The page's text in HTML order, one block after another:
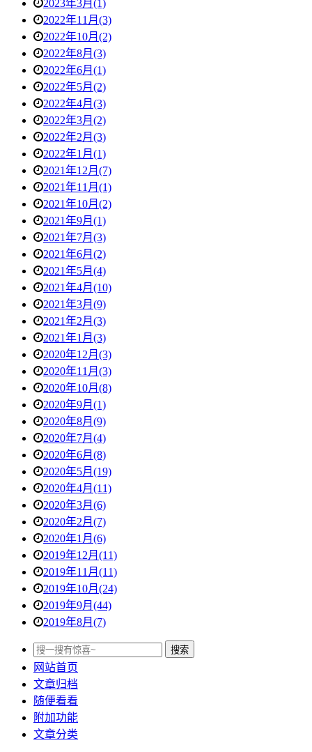
2023年3月(1)
2022年11月(3)
2022年10月(2)
2022年8月(3)
2022年6月(1)
2022年5月(2)
2022年4月(3)
2022年3月(2)
2022年2月(3)
2022年1月(1)
2021年12月(7)
2021年11月(1)
2021年10月(2)
2021年9月(1)
2021年7月(3)
2021年6月(2)
2021年5月(4)
2021年4月(10)
2021年3月(9)
2021年2月(3)
2021年1月(3)
2020年12月(3)
2020年11月(3)
2020年10月(8)
2020年9月(1)
2020年8月(9)
2020年7月(4)
2020年6月(8)
2020年5月(19)
2020年4月(11)
2020年3月(6)
2020年2月(7)
2020年1月(6)
2019年12月(11)
2019年11月(11)
2019年10月(24)
2019年9月(44)
2019年8月(7)
网站首页
文章归档
随便看看
附加功能
文章分类